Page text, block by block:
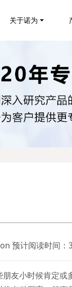
关于诺为
预计阅读时间：
友小时候肯定